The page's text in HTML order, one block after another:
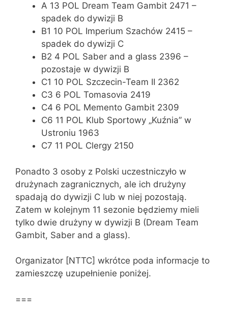
A 13 POL Dream Team Gambit 2471 –
spadek do dywizji B
B1 10 POL Imperium Szachów 2415 –
spadek do dywizji C
B2 4 POL Saber and a glass 2396 –
pozostaje w dywizji B
C1 10 POL Szczecin-Team II 2362
C3 6 POL Tomasovia 2419
C4 6 POL Memento Gambit 2309
C6 11 POL Klub Sportowy „Kuźnia” w
Ustroniu 1963
C7 11 POL Clergy 2150
Ponadto 3 osoby z Polski uczestniczyło w
drużynach zagranicznych, ale ich drużyny
spadają do dywizji C lub w niej pozostają.
Zatem w kolejnym 11 sezonie będziemy mieli
tylko dwie drużyny w dywizji B (Dream Team
Gambit, Saber and a glass).
Organizator [NTTC] wkrótce poda informacje to
zamieszczę uzupełnienie poniżej.
===